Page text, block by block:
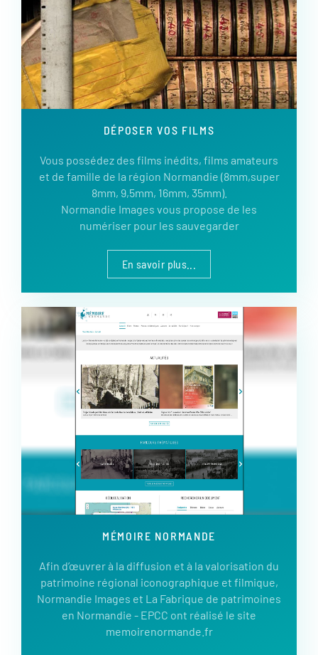
DÉPOSER VOS FILMS
Vous possédez des films inédits, films amateurs
et de famille de la région Normandie (8mm,super
8mm, 9,5mm, 16mm, 35mm).
Normandie Images vous propose de les
numériser pour les sauvegarder
En savoir plus...
MÉMOIRE NORMANDE
Afin d’œuvrer à la diffusion et à la valorisation du
patrimoine régional iconographique et filmique,
Normandie Images et La Fabrique de patrimoines
en Normandie - EPCC ont réalisé le site
memoirenormande.fr